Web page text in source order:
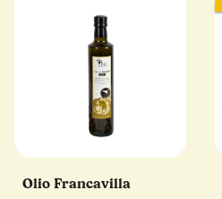
Olio Francavilla